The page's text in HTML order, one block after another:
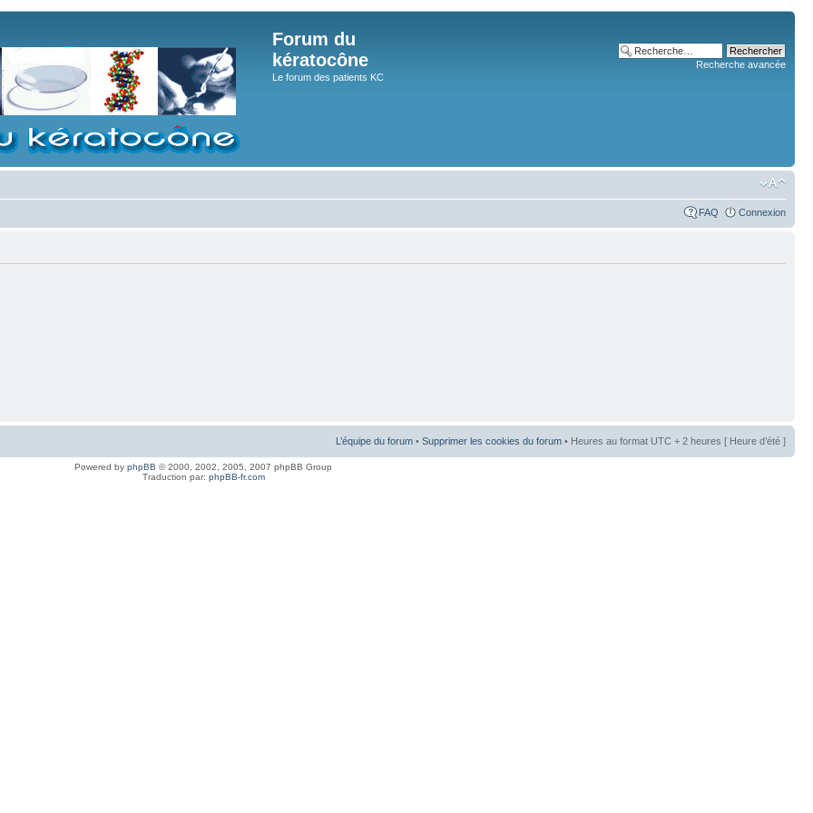
Forum du
kératocône
Le forum des patients KC
Recherche avancée
FAQ Connexion
L’équipe du forum • Supprimer les cookies du forum • Heures au format UTC + 2 heures [ Heure d’été ]
Powered by phpBB © 2000, 2002, 2005, 2007 phpBB Group
Traduction par: phpBB-fr.com